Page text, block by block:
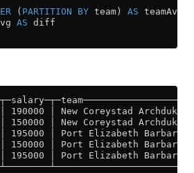
( PARTITION BY team) AS teamAvg,
AS diff
190000 │ New Coreystad
150000 │ New Coreystad
195000 │ Port Elizabeth
150000 │ Port Elizabeth
195000 │ Port Elizabeth